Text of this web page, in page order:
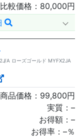
比較価格： 80,000円
A ローズゴールド MYFX2JA
商品価格： 99,800円
実質： –
お得額： –
お得率： –％